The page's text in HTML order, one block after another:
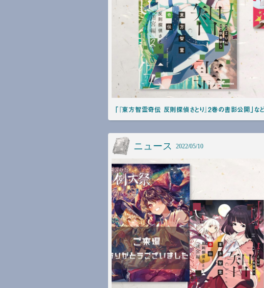
「『東方智霊奇伝 反則探偵さとり』2巻の書影公開」な
ニュース 2022/05/10